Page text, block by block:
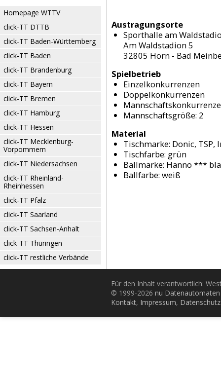
Homepage WTTV
click-TT DTTB
click-TT Baden-Württemberg
click-TT Baden
click-TT Brandenburg
click-TT Bayern
click-TT Bremen
click-TT Hamburg
click-TT Hessen
click-TT Mecklenburg-
Vorpommern
click-TT Niedersachsen
click-TT Rheinland-
Rheinhessen
click-TT Pfalz
click-TT Saarland
click-TT Sachsen-Anhalt
click-TT Thüringen
click-TT restliche Verbände
Austragungsorte
Sporthalle am
Am Waldstadion 5
32805 Horn - Bad
Spielbetrieb
Einzelkonkurrenzen
Doppelkonkurrenzen
Mannschaftsgröße: 2
Material
Tischmarke: Donic, TSP,
Tischfarbe: grün
Ballmarke: Hanno ***
Ballfarbe: weiß
Für den Inhalt verantwortlich:
© 1999-2026 nu
Kontakt, Impressum, Datenschutz